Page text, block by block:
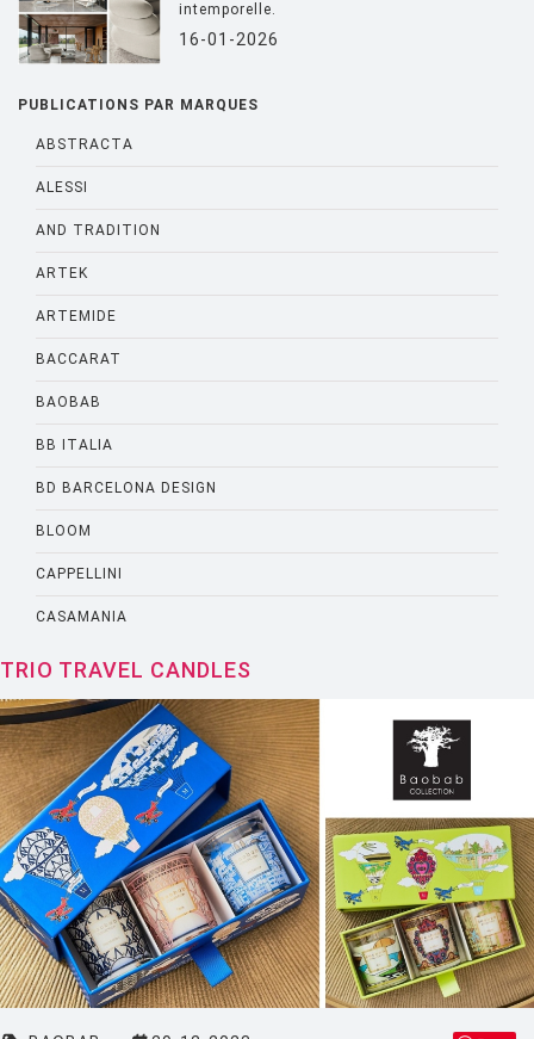
intemporelle.
16-01-2026
PUBLICATIONS PAR MARQUES
ABSTRACTA
ALESSI
AND TRADITION
ARTEK
ARTEMIDE
BACCARAT
BAOBAB
BB ITALIA
BD BARCELONA DESIGN
BLOOM
CAPPELLINI
CASAMANIA
CASSINA
CATELLANI AND SMITH
CATTELANI AND SMITH
CINNA
CLASSICON
CRASSEVIG
DESALTO
DESIGN HOUSE STOCKHOLM
DRIADE
TRIO TRAVEL CANDLES